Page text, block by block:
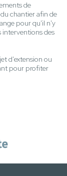
de
chantier afin de
pour qu'il n'y
interventions des
d'extension ou
pour profiter